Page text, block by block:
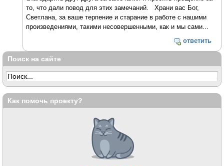
то, что дали повод для этих замечаний. Храни вас Бог,
Светлана, за ваше терпение и старание в работе с нашими
произведениями, такими несовершенными, как и мы сами...
ответить
Поиск на сайте
Как помочь проекту?